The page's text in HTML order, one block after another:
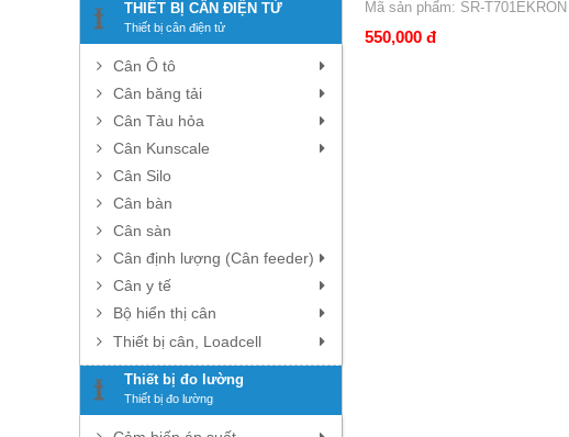
THIẾT BỊ CÂN ĐIỆN TỬ
Thiết bị cân điện tử
Cân Ô tô
Cân băng tải
Cân Tàu hỏa
Cân Kunscale
Cân Silo
Cân bàn
Cân sàn
Cân định lượng (Cân feeder)
Cân y tế
Bộ hiển thị cân
Thiết bị cân, Loadcell
Thiết bị đo lường
Thiết bị đo lường
Mã sản phẩm: SR-T701EKRON
550,000 đ